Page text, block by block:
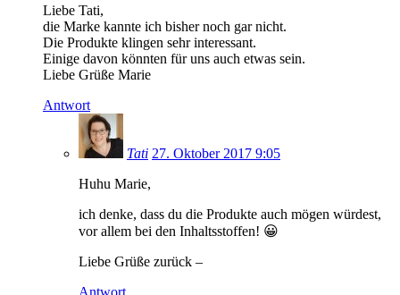
Liebe Tati,
die Marke kannte ich bisher noch gar nicht.
Die Produkte klingen sehr interessant.
Einige davon könnten für uns auch etwas sein.
Liebe Grüße Marie
Antwort
Tati 27. Oktober 2017 9:05
Huhu Marie,
ich denke, dass du die Produkte auch mögen würdest,
vor allem bei den Inhaltsstoffen! 😀
Liebe Grüße zurück –
Antwort